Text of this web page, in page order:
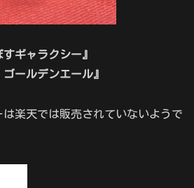
ギャラクシー』
ールデンエール』
楽天では販売されていないようで